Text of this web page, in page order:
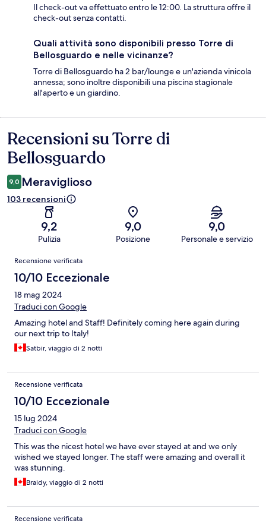
Il check-out va effettuato entro le 12:00. La struttura offre il
check-out senza contatti.
Quali attività sono disponibili presso Torre di
Bellosguardo e nelle vicinanze?
Torre di Bellosguardo ha 2 bar/lounge e un'azienda vinicola
annessa; sono inoltre disponibili una piscina stagionale
all'aperto e un giardino.
Recensioni
Recensioni su Torre di
Bellosguardo
9,0 Meraviglioso
103 recensioni
9,2
Pulizia
9,0
Posizione
9,0
Personale e servizio
Recensioni
Recensione verificata
10/10 Eccezionale
18 mag 2024
Traduci con Google
Amazing hotel and Staff! Definitely coming here again during
our next trip to Italy!
Satbir, viaggio di 2 notti
Recensione verificata
10/10 Eccezionale
15 lug 2024
Traduci con Google
This was the nicest hotel we have ever stayed at and we only
wished we stayed longer. The staff were amazing and overall it
was stunning.
Braidy, viaggio di 2 notti
Recensione verificata